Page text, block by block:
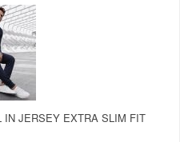
IN JERSEY EXTRA SLIM FIT